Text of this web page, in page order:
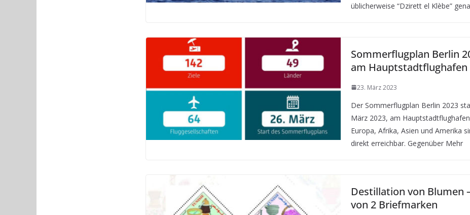
üblicherweise “Dzirett el Klèbe”
Sommerflugplan Berlin
am Hauptstadtflughafen
23. März 2023
Der Sommerflugplan Berlin 2023
März 2023, am
Europa, Afrika, Asien und Amerika
direkt erreichbar. Gegenüber Mehr
Destillation von Blumen
von 2 Briefmarken